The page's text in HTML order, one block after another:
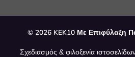
© 2026 KEK10 Με Επιφύλαξη
Σχεδιασμός & φιλοξενία